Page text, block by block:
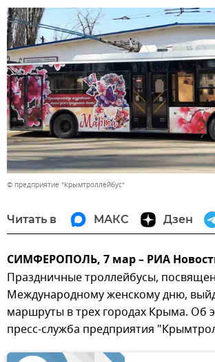
© предприятие "Крымтроллейбус"
Читать в МАКС Дзен
СИМФЕРОПОЛЬ, 7 мар – РИА
Праздничные троллейбусы,
Международному женскому дню,
маршруты в трех городах Крыма. Об
пресс-служба предприятия